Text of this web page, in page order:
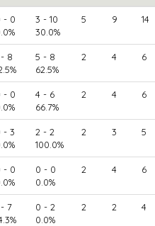
- 0
3 - 10
30.0%
5 9 14
- 8
5 - 8
62.5%
2 4 6
- 0
4 - 6
66.7%
2 4 6
- 3
2 - 2
100.0%
2 3 5
- 0
0 - 0
0.0%
2 4 6
- 7
0 - 2
0.0%
2 2 4